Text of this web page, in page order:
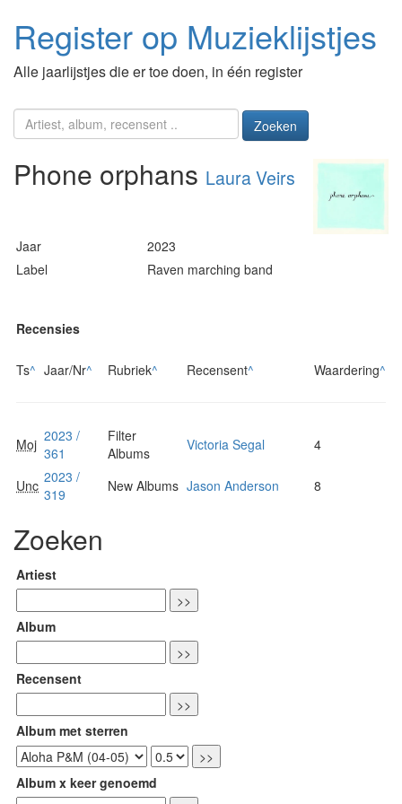
Register op Muzieklijstjes
Alle jaarlijstjes die er toe doen, in één register
Zoeken
Phone orphans Laura Veirs
Jaar
2023
Label
Raven marching band
Recensies
Ts^ Jaar/Nr^ Rubriek^ Recensent^ Waardering^
Moj 2023 /
361
Filter
Albums
Victoria Segal 4
Unc 2023 /
319
New Albums Jason Anderson 8
Zoeken
Artiest
Album
Recensent
Album met sterren
Album x keer genoemd